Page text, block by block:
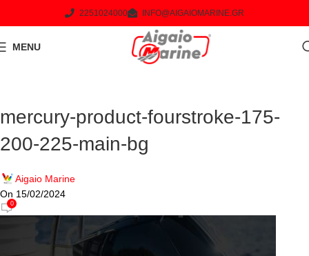
2251024000 INFO@AIGAIOMARINE.GR
MENU
mercury-product-fourstroke-175-
200-225-main-bg
Aigaio Marine
On 15/02/2024
0